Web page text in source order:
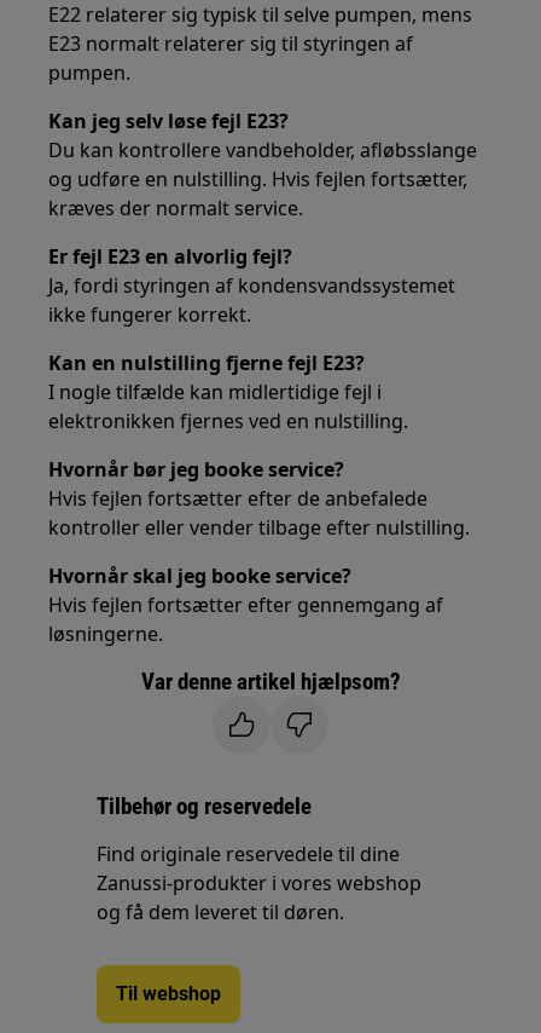
E22 relaterer sig typisk til selve pumpen, mens
E23 normalt relaterer sig til styringen af
pumpen.
Kan jeg selv løse fejl E23?
Du kan kontrollere vandbeholder, afløbsslange
og udføre en nulstilling. Hvis fejlen fortsætter,
kræves der normalt service.
Er fejl E23 en alvorlig fejl?
Ja, fordi styringen af kondensvandssystemet
ikke fungerer korrekt.
Kan en nulstilling fjerne fejl E23?
I nogle tilfælde kan midlertidige fejl i
elektronikken fjernes ved en nulstilling.
Hvornår bør jeg booke service?
Hvis fejlen fortsætter efter de anbefalede
kontroller eller vender tilbage efter nulstilling.
Hvornår skal jeg booke service?
Hvis fejlen fortsætter efter gennemgang af
løsningerne.
Var denne artikel hjælpsom?
Tilbehør og reservedele
Find originale reservedele til dine
Zanussi-produkter i vores webshop
og få dem leveret til døren.
Til webshop